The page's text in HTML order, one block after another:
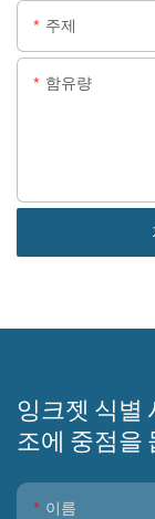
주제
함유량
잉크젯 식별
조에 중점을
이름